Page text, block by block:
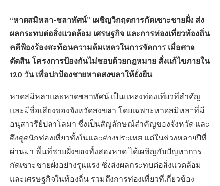
“หาดสมิหลา-ชลาทัศน์” เผชิญวิกฤตการกัดเซาะชายฝั่ง ส่ง
ผลกระทบต่อสิ่งแวดล้อม เศรษฐกิจ และการท่องเที่ยวท้องถิ่น
คดีฟ้องร้องสะท้อนความล้มเหลวในการจัดการ เมื่อศาล
ตัดสิน โครงการป้องกันไม่ชอบด้วยกฎหมาย สั่งแก้ไขภายใน
120 วัน เพื่อปกป้องชายหาดสงขลาให้ยั่งยืน
หาดสมิหลาและหาดชลาทัศน์ เป็นแหล่งท่องเที่ยวที่สำคัญ
และมีชื่อเสียงของจังหวัดสงขลา โดยเฉพาะหาดสมิหลาที่มี
อนุสาวรีย์ปลาโลมา ซึ่งเป็นสัญลักษณ์สำคัญของจังหวัด และ
ดึงดูดนักท่องเที่ยวทั้งในและต่างประเทศ แต่ในช่วงหลายปีที่
ผ่านมา พื้นที่ชายฝั่งของทั้งสองหาด ได้เผชิญกับปัญหาการ
กัดเซาะชายฝั่งอย่างรุนแรง ซึ่งส่งผลกระทบต่อสิ่งแวดล้อม
และเศรษฐกิจในท้องถิ่น รวมถึงการท่องเที่ยวที่เกี่ยวข้อง